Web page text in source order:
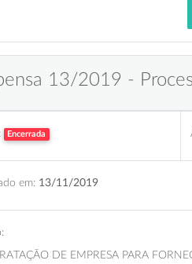
13/2019 -
Encerrada
em: 13/11/2019
DE EMPRESA PARA